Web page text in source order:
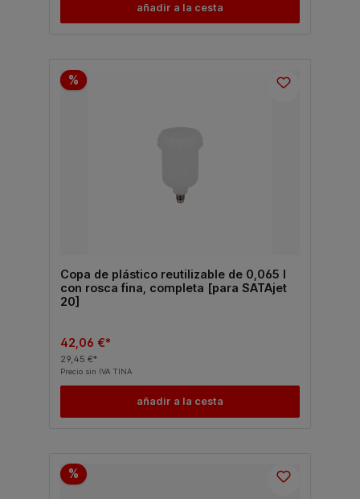
añadir a la cesta
%
Copa de plástico reutilizable de 0,065 l
con rosca fina, completa [para SATAjet
20]
42,06 €*
29,45 €*
Precio sin IVA TINA
añadir a la cesta
%